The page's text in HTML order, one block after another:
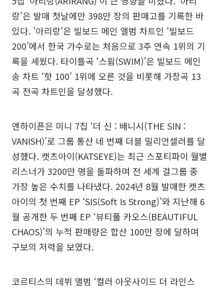
랑'은 발매 첫날에만 398만 장의 판매고를 기록한 바
있다. '아리랑'은 빌보드 메인 앨범 차트인 ‘빌보드
200’에서 한국 가수로는 처음으로 3주 연속 1위의 기
록을 세웠다. 타이틀곡 ‘스윔(SWIM)’은 빌보드 메인
송 차트 ‘핫 100’ 1위에 오른 것을 비롯해 가창곡 13
곡 전곡 차트인을 달성했다.
엔하이픈은 미니 7집 ‘더 신 : 배니시(THE SIN :
VANISH)’로 그룹 통산 네 번째 더블 밀리언셀러를 달
성했다. 캣츠아이(KATSEYE)는 최근 스포티파이 월별
리스너가 3200만 명을 돌파하며 전 세계 걸그룹 중
가장 높은 수치를 나타냈다. 2024년 8월 발매한 캣츠
아이의 첫 번째 EP ‘SIS(Soft Is Strong)’와 지난해 6
월 공개한 두 번째 EP ‘뷰티풀 카오스(BEAUTIFUL
CHAOS)’의 누적 판매량은 합산 100만 장에 달하며
구보의 저력을 보였다.
코르티스의 데뷔 앨범 ‘컬러 아웃사이드 더 라인스